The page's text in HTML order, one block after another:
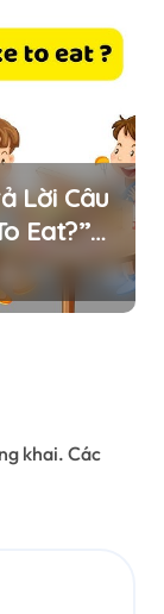
Lời Câu
Eat?”
khai. Các